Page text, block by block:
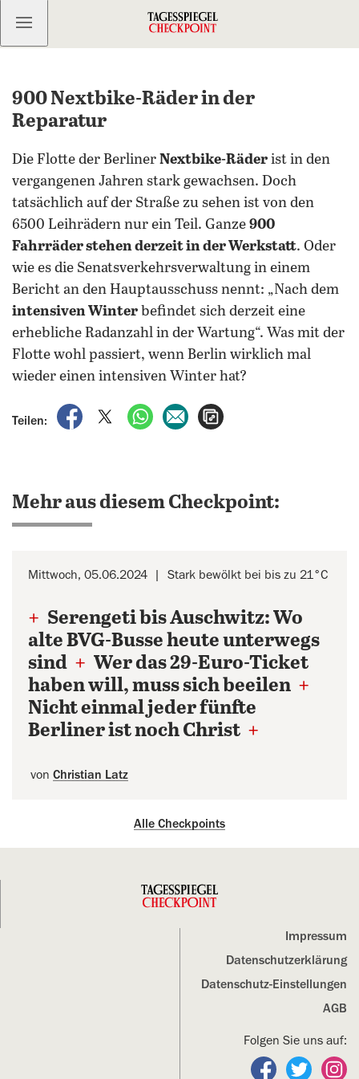
Kostenlos anmelden
900 Nextbike-Räder in der
Reparatur
Die Flotte der Berliner Nextbike-Räder ist in den
vergangenen Jahren stark gewachsen. Doch
tatsächlich auf der Straße zu sehen ist von den
6500 Leihrädern nur ein Teil. Ganze 900
Fahrräder stehen derzeit in der Werkstatt. Oder
wie es die Senatsverkehrsverwaltung in einem
Bericht an den Hauptausschuss nennt: „Nach dem
intensiven Winter befindet sich derzeit eine
erhebliche Radanzahl in der Wartung“. Was mit der
Flotte wohl passiert, wenn Berlin wirklich mal
wieder einen intensiven Winter hat?
Teilen:
auf Facebook teilen
auf X teilenper WhatsApp teilen
per E-Mail teilen
Mehr aus diesem Checkpoint:
Mittwoch, 05.06.2024 Stark bewölkt bei bis zu 21°C
+ Serengeti bis Auschwitz: Wo
alte BVG-Busse heute unterwegs
sind + Wer das 29-Euro-Ticket
haben will, muss sich beeilen +
Nicht einmal jeder fünfte
Berliner ist noch Christ +
von Christian Latz
Alle Checkpoints
Impressum
Datenschutz­erklärung
Datenschutz-Einstellungen
AGB
Folgen Sie uns auf:
Folgen Sie